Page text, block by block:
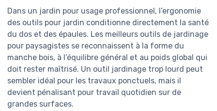
Dans un jardin pour usage professionnel, l’ergonomie
des outils pour jardin conditionne directement la santé
du dos et des épaules. Les meilleurs outils de jardinage
pour paysagistes se reconnaissent à la forme du
manche bois, à l’équilibre général et au poids global qui
doit rester maîtrisé. Un outil jardinage trop lourd peut
sembler idéal pour les travaux ponctuels, mais il
devient pénalisant pour travail quotidien sur de
grandes surfaces.